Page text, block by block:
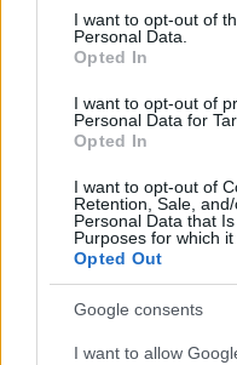
consent section.
I want to opt-out of
Personal Data.
Opted In
I want to opt-out of
Personal Data for
Opted In
I want to opt-out of
Retention, Sale,
Personal Data that
Purposes for which it
Opted Out
Google consents
I want to allow
Képző Keretező
AZ